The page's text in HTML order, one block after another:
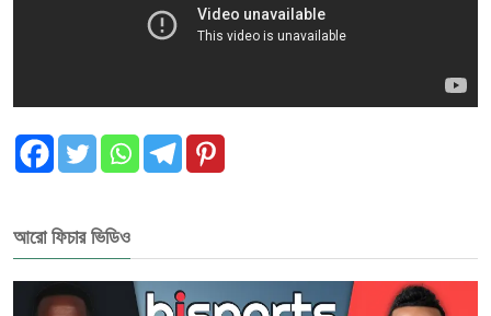
আরো ফিচার ভিডিও